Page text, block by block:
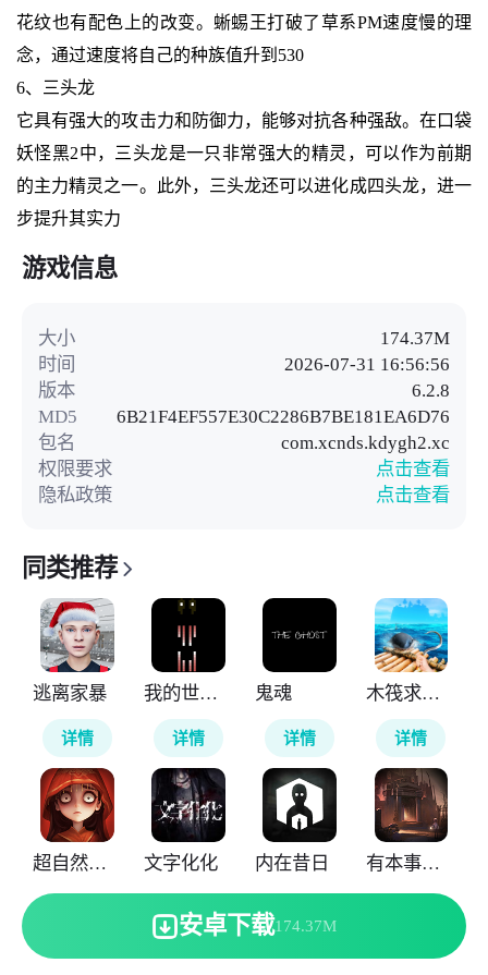
花纹也有配色上的改变。蜥蜴王打破了草系PM速度慢的理
念，通过速度将自己的种族值升到530
6、三头龙
它具有强大的攻击力和防御力，能够对抗各种强敌。在口袋
妖怪黑2中，三头龙是一只非常强大的精灵，可以作为前期
的主力精灵之一。此外，三头龙还可以进化成四头龙，进一
步提升其实力
游戏信息
大小
174.37M
时间
2026-07-31 16:56:56
版本
6.2.8
MD5
6B21F4EF557E30C2286B7BE181EA6D76
包名
com.xcnds.kdygh2.xc
权限要求
点击查看
隐私政策
点击查看
同类推荐
逃离家暴
详情
我的世界雾中人
详情
鬼魂
详情
木筏求生4无尽之海
详情
超自然行动组 文字化化
详情
内在昔日 有本事来开门
安卓下载174.37M